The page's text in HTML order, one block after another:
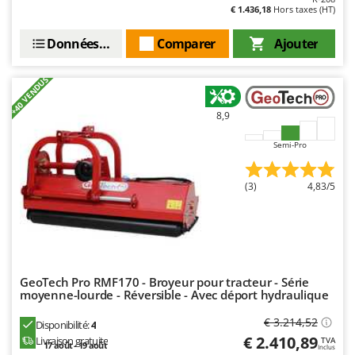
Rover Pompe
Ryobi
S
S.T.P.
Santos
Sbaraglia
Schnitzer
Seven Italy
Silky
Simatech
Sirman
Skil
€ 1.436,18 Hors taxes (HT)
Ajouter
Comparer
Données techniques
+40 VENDUS 8,9
Semi-Pro
(3) 4,83/5
GeoTech Pro RMF170 - Broyeur pour tracteur - Série
moyenne-lourde - Réversible - Avec déport hydraulique
Disponibilité:4
Livraison gratuite
17 août - 19 août
€ 3.214,52
€ 2.410,89 TVA
Inclus